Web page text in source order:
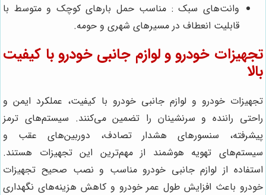
وانت‌های سبک : مناسب حمل بارهای کوچک و متوسط با
قابلیت انعطاف در مسیرهای شهری و حومه.
تجهیزات خودرو و لوازم جانبی خودرو با کیفیت
بالا
تجهیزات خودرو و لوازم جانبی خودرو با کیفیت، عملکرد ایمن و
راحتی راننده و سرنشینان را تضمین می‌کنند. سیستم‌های ترمز
پیشرفته، سنسورهای هشدار تصادف، دوربین‌های عقب و
سیستم‌های تهویه هوشمند از مهم‌ترین این تجهیزات هستند.
استفاده از لوازم جانبی خودرو مناسب و نصب صحیح تجهیزات
خودرو باعث افزایش طول عمر خودرو و کاهش هزینه‌های نگهداری